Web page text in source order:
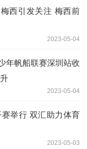
西引发关注 梅西前
2023-05-04
年帆船联赛深圳站收
2023-05-04
举行 双汇助力体育
2023-05-03